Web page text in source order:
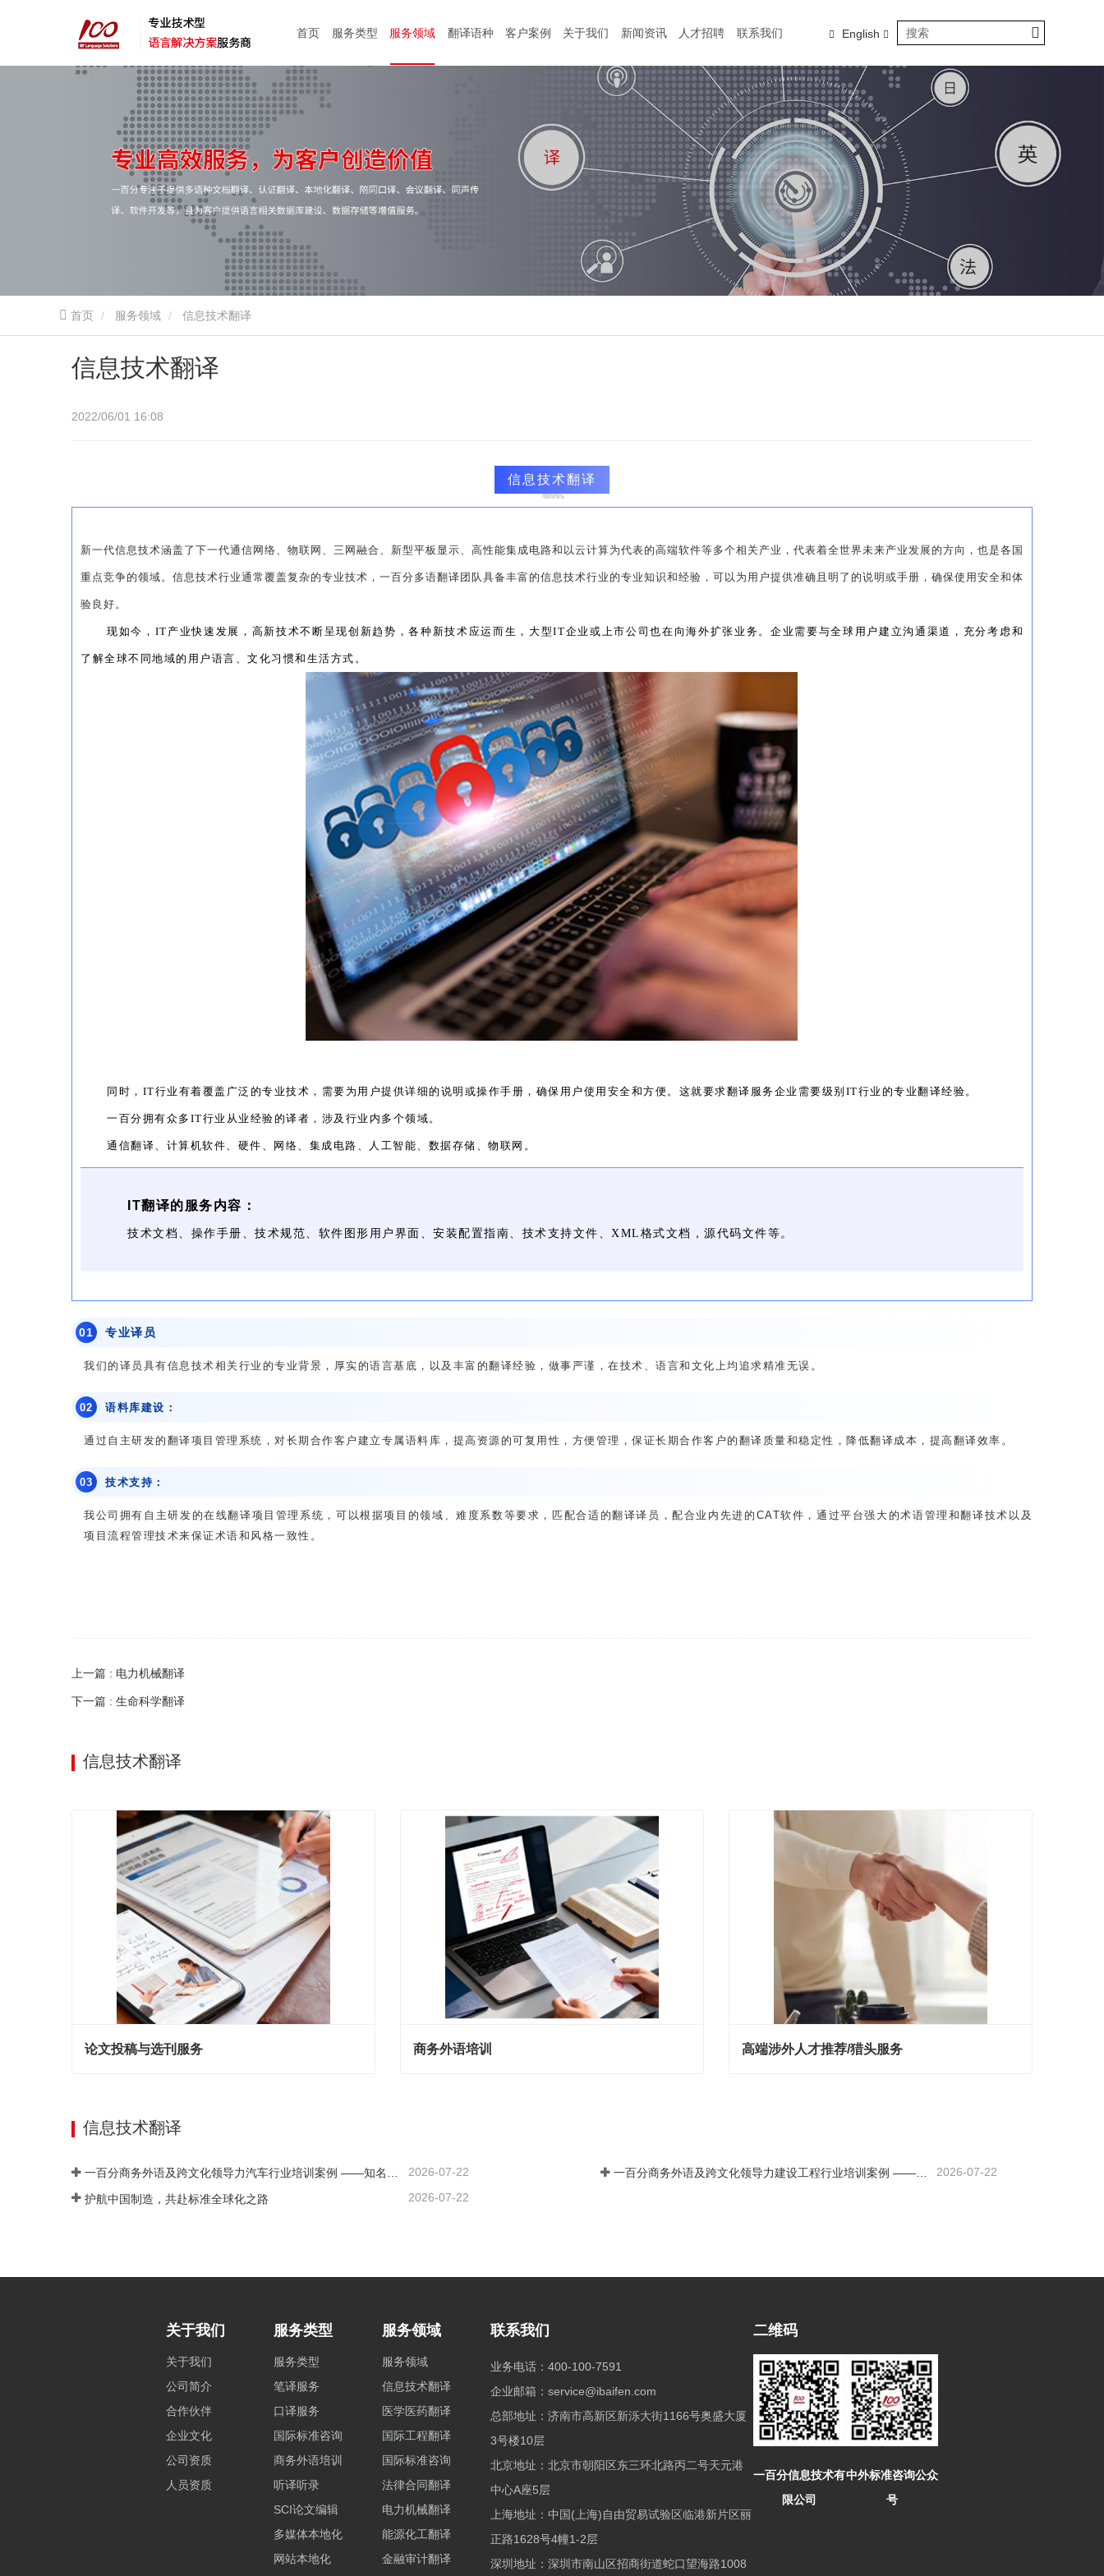
首页 服务类型 服务领域 翻译语种 客户案例 关于我们 新闻资讯 人才招聘 联系我们 English
首页 服务领域 信息技术翻译
信息技术翻译
2022/06/01 16:08
信息技术翻译
新一代信息技术涵盖了下一代通信网络、物联网、三网融合、新型平板显示、高性能集成电路和以云计算为代表的高端软件等多个相关产业，代表着全世界未来产业发展的方向，也是各国
重点竞争的领域。信息技术行业通常覆盖复杂的专业技术，一百分多语翻译团队具备丰富的信息技术行业的专业知识和经验，可以为用户提供准确且明了的说明或手册，确保使用安全和体
验良好。
现如今，IT产业快速发展，高新技术不断呈现创新趋势，各种新技术应运而生，大型IT企业或上市公司也在向海外扩张业务。企业需要与全球用户建立沟通渠道，充分考虑和
了解全球不同地域的用户语言、文化习惯和生活方式。
同时，IT行业有着覆盖广泛的专业技术，需要为用户提供详细的说明或操作手册，确保用户使用安全和方便。这就要求翻译服务企业需要级别IT行业的专业翻译经验。
一百分拥有众多IT行业从业经验的译者，涉及行业内多个领域。
通信翻译、计算机软件、硬件、网络、集成电路、人工智能、数据存储、物联网。
IT翻译的服务内容：
技术文档、操作手册、技术规范、软件图形用户界面、安装配置指南、技术支持文件、XML格式文档，源代码文件等。
01 专业译员
我们的译员具有信息技术相关行业的专业背景，厚实的语言基底，以及丰富的翻译经验，做事严谨，在技术、语言和文化上均追求精准无误。
02 语料库建设：
通过自主研发的翻译项目管理系统，对长期合作客户建立专属语料库，提高资源的可复用性，方便管理，保证长期合作客户的翻译质量和稳定性，降低翻译成本，提高翻译效率。
03 技术支持：
我公司拥有自主研发的在线翻译项目管理系统，可以根据项目的领域、难度系数等要求，匹配合适的翻译译员，配合业内先进的CAT软件，通过平台强大的术语管理和翻译技术以及
项目流程管理技术来保证术语和风格一致性。
上一篇 : 电力机械翻译
下一篇 : 生命科学翻译
信息技术翻译
论文投稿与选刊服务 商务外语培训 高端涉外人才推荐/猎头服务
信息技术翻译
一百分商务外语及跨文化领导力汽车行业培训案例 ——知名汽车出海企业国际化营销人才英语应用能力强化实践 2026-07-22 一百分商务外语及跨文化领导力建设工程行业培训案例 ——大型基建国企海外国际化人才英语能力提升实践 2026-07-22
护航中国制造，共赴标准全球化之路 2026-07-22
关于我们
关于我们
公司简介
合作伙伴
企业文化
公司资质
人员资质
服务类型
服务类型
笔译服务
口译服务
国际标准咨询
商务外语培训
听译听录
SCI论文编辑
多媒体本地化
网站本地化
服务领域
服务领域
信息技术翻译
医学医药翻译
国际工程翻译
国际标准咨询
法律合同翻译
电力机械翻译
能源化工翻译
金融审计翻译
联系我们
业务电话：400-100-7591
企业邮箱：service@ibaifen.com
总部地址：济南市高新区新泺大街1166号奥盛大厦
3号楼10层
北京地址：北京市朝阳区东三环北路丙二号天元港
中心A座5层
上海地址：中国(上海)自由贸易试验区临港新片区丽
正路1628号4幢1-2层
深圳地址：深圳市南山区招商街道蛇口望海路1008
二维码
一百分信息技术有
限公司
中外标准咨询公众
号